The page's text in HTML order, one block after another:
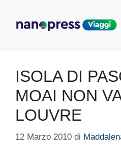
contenuto
ISOLA DI
MOAI NON
LOUVRE
12 Marzo 2010 di